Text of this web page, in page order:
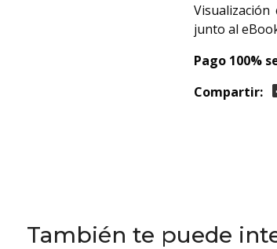
junto al
Pago 100%
Compartir:
También te puede